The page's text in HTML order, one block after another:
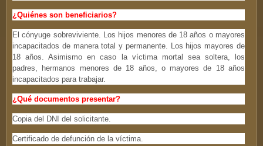
¿Quiénes son beneficiarios?
El cónyuge sobreviviente. Los hijos menores de 18 años o mayores
incapacitados de manera total y permanente. Los hijos mayores de
18 años. Asimismo en caso la víctima mortal sea soltera, los
padres, hermanos menores de 18 años, o mayores de 18 años
incapacitados para trabajar.
¿Qué documentos presentar?
Copia del DNI del solicitante.
Certificado de defunción de la víctima.